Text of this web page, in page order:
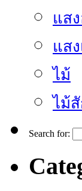
แส
แส
ไม้
ไม้
Search for: